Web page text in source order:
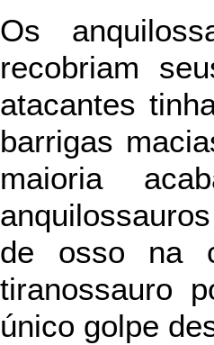
Os
recobriam
atacantes
barrigas
maioria
de osso na
tiranossauro
único golpe